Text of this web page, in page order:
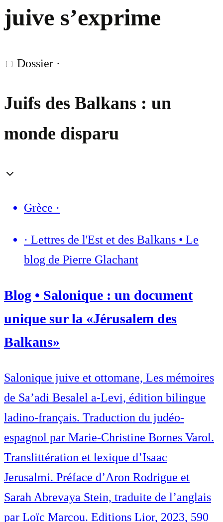
juive s’exprime
Dossier ·
Juifs des Balkans : un
monde disparu
Grèce ·
· Lettres de l'Est et des Balkans • Le
blog de Pierre Glachant
Blog • Salonique : un document
unique sur la «Jérusalem des
Balkans»
Salonique juive et ottomane, Les mémoires
de Sa’adi Besalel a-Levi, édition bilingue
ladino-français. Traduction du judéo-
espagnol par Marie-Christine Bornes Varol.
Translittération et lexique d’Isaac
Jerusalmi. Préface d’Aron Rodrigue et
Sarah Abrevaya Stein, traduite de l’anglais
par Loïc Marcou. Editions Lior, 2023, 590